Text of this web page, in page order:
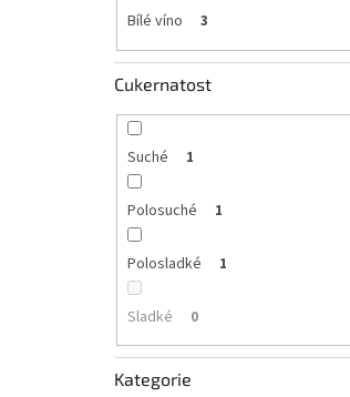
Bílé víno 3
Cukernatost
Suché 1
Polosuché 1
Polosladké 1
Sladké 0
Kategorie